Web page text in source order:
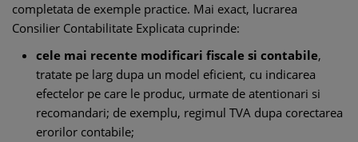
completata de exemple practice. Mai exact, lucrarea
Consilier Contabilitate Explicata cuprinde:
cele mai recente modificari fiscale si contabile,
tratate pe larg dupa un model eficient, cu indicarea
efectelor pe care le produc, urmate de atentionari si
recomandari; de exemplu, regimul TVA dupa corectarea
erorilor contabile;